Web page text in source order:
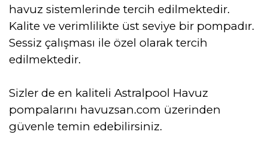
havuz sistemlerinde tercih edilmektedir.
Kalite ve verimlilikte üst seviye bir pompadır.
Sessiz çalışması ile özel olarak tercih
edilmektedir.
Sizler de en kaliteli Astralpool Havuz
pompalarını havuzsan.com üzerinden
güvenle temin edebilirsiniz.